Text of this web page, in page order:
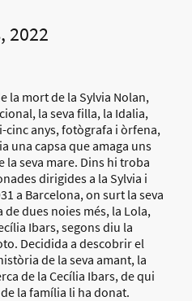
2022
la mort de la Sylvia Nolan,
la seva filla, la Idalia,
cinc anys, fotògrafa i òrfena,
una capsa que amaga uns
seva mare. Dins hi troba
dirigides a la Sylvia i
a Barcelona, on surt la seva
dues noies més, la Lola,
Ibars, segons diu la
Decidida a descobrir el
de la seva amant, la
de la Cecília Ibars, de qui
la família li ha donat.